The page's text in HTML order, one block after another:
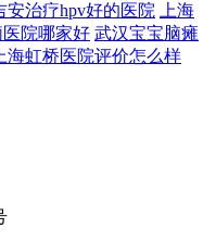
安治疗hpv好的医院
上海
院哪家好 武汉宝宝脑瘫
上海虹桥医院评价怎么样